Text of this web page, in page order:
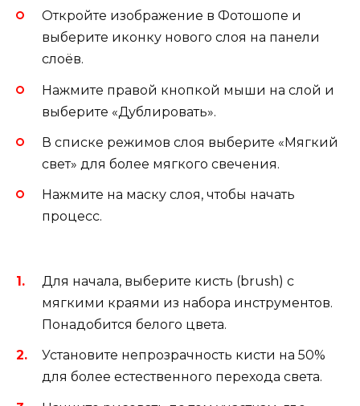
Откройте изображение в Фотошопе и
выберите иконку нового слоя на панели
слоёв.
Нажмите правой кнопкой мыши на слой и
выберите «Дублировать».
В списке режимов слоя выберите «Мягкий
свет» для более мягкого свечения.
Нажмите на маску слоя, чтобы начать
процесс.
Для начала, выберите кисть (brush) с
мягкими краями из набора инструментов.
Понадобится белого цвета.
Установите непрозрачность кисти на 50%
для более естественного перехода света.